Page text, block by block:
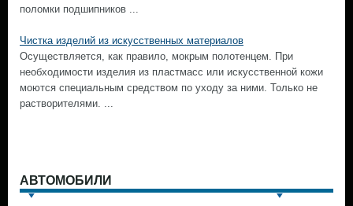
поломки подшипников ...
Чистка изделий из искусственных материалов
Осуществляется, как правило, мокрым полотенцем. При
необходимости изделия из пластмасс или искусственной кожи
моются специальным средством по уходу за ними. Только не
растворителями. ...
АВТОМОБИЛИ